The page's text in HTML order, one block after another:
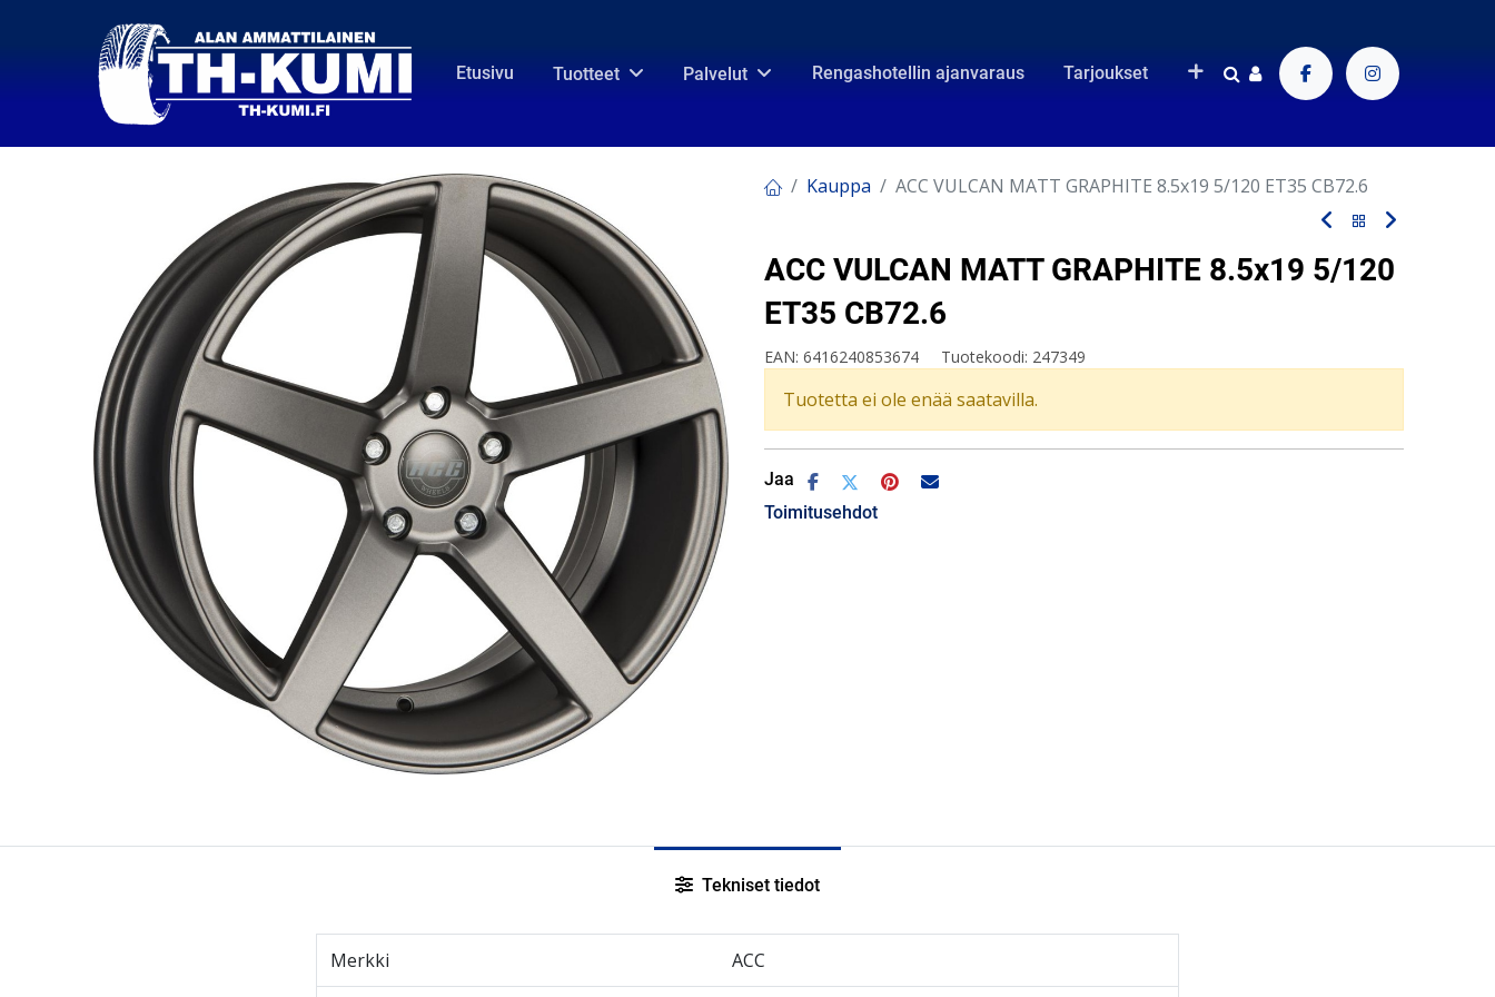
Etusivu Tuotteet Palvelut Rengashotellin ajanvaraus Tarjoukset
Kauppa ACC VULCAN MATT GRAPHITE 8.5x19 5/120 ET35 CB72.6
ACC VULCAN MATT GRAPHITE 8.5x19 5/120
ET35 CB72.6
EAN: 6416240853674 Tuotekoodi: 247349
Tuotetta ei ole enää saatavilla.
Jaa
Toimitusehdot
Tekniset tiedot
Merkki ACC